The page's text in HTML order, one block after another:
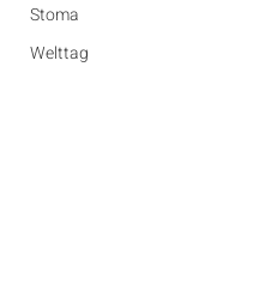
Stoma
Welttag